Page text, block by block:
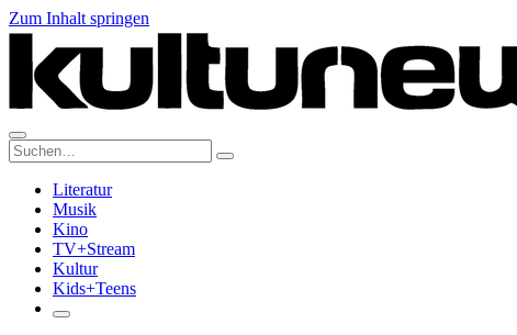
Zum Inhalt springen
Suche:
Literatur
Musik
Kino
TV+Stream
Kultur
Kids+Teens